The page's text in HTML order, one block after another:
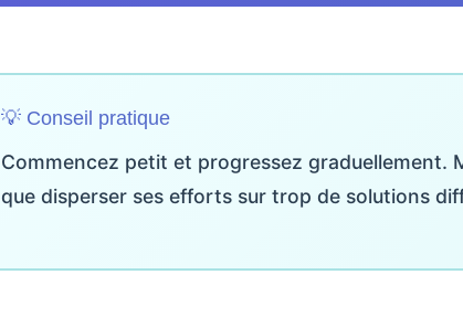
💡 Conseil pratique
Commencez petit et progressez graduellement.
que disperser ses efforts sur trop de solutions